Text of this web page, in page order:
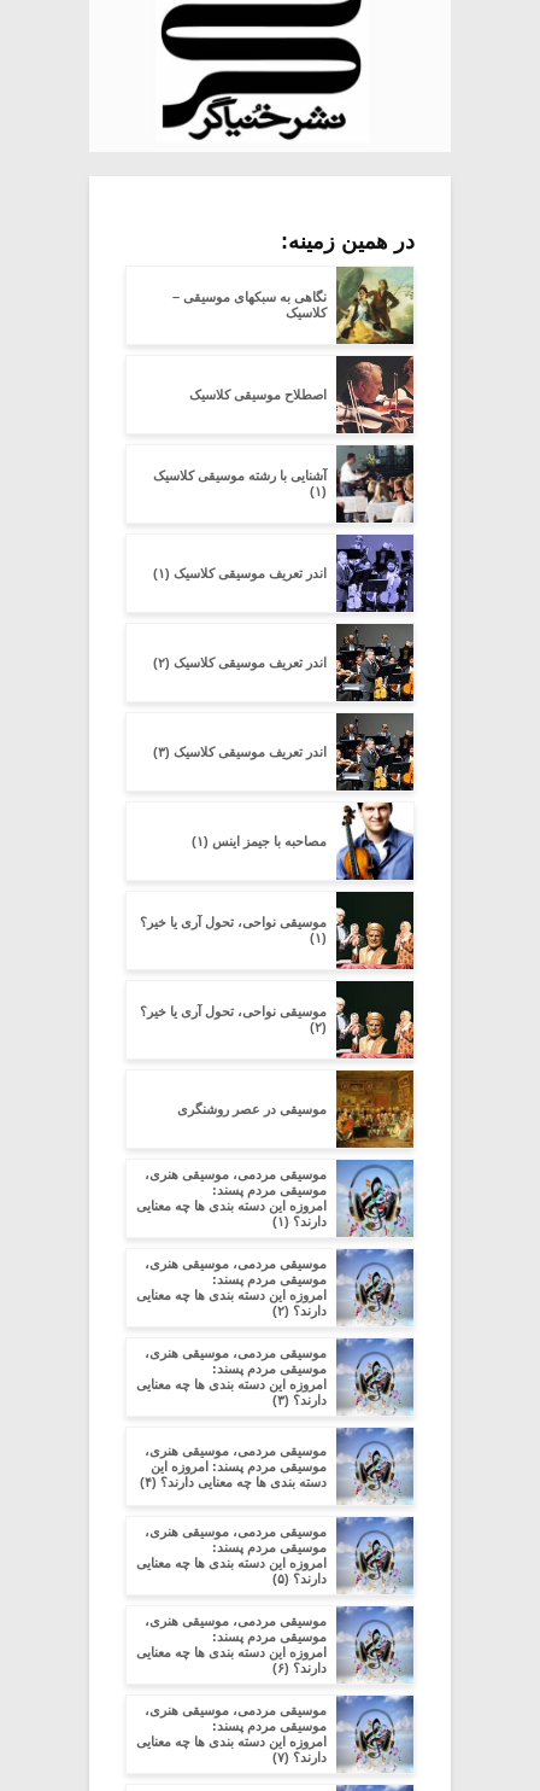
در همین زمینه:
نگاهی به سبکهای موسیقی –
کلاسیک
اصطلاح موسیقی کلاسیک
آشنایی با رشته موسیقی کلاسیک
(۱)
اندر تعریف موسیقی کلاسیک (۱)
اندر تعریف موسیقی کلاسیک (۲)
اندر تعریف موسیقی کلاسیک (۳)
مصاحبه با جیمز اینس (۱)
موسیقی نواحی، تحول آری یا خیر؟
(۱)
موسیقی نواحی، تحول آری یا خیر؟
(۲)
موسیقی در عصر روشنگری
موسیقی مردمی، موسیقی هنری،
موسیقی مردم پسند:
امروزه این دسته بندی ها چه معنایی
دارند؟ (۱)
موسیقی مردمی، موسیقی هنری،
موسیقی مردم پسند:
امروزه این دسته بندی ها چه معنایی
دارند؟ (۲)
موسیقی مردمی، موسیقی هنری،
موسیقی مردم پسند:
امروزه این دسته بندی ها چه معنایی
دارند؟ (۳)
موسیقی مردمی، موسیقی هنری،
موسیقی مردم پسند: امروزه این
دسته بندی ها چه معنایی دارند؟ (۴)
موسیقی مردمی، موسیقی هنری،
موسیقی مردم پسند:
امروزه این دسته بندی ها چه معنایی
دارند؟ (۵)
موسیقی مردمی، موسیقی هنری،
موسیقی مردم پسند:
امروزه این دسته بندی ها چه معنایی
دارند؟ (۶)
موسیقی مردمی، موسیقی هنری،
موسیقی مردم پسند:
امروزه این دسته بندی ها چه معنایی
دارند؟ (۷)